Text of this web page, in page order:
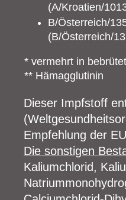
(A/Kroatien/
B/Österreich/
(B/Österreich/
* vermehrt in
** Hämagglutinin
Dieser Impfstoff
Empfehlung der
Die sonstigen
Kaliumchlorid,